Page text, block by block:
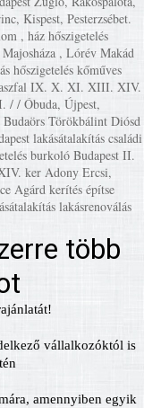
Kispest, Pesterzsébet.
, ház hőszigetelés
, Lórév Makád
hőszigetelés kőműves
IX. X. XI. XIII. XIV.
/ Óbuda, Újpest,
Budaörs Törökbálint Diósd
lakásátalakítás családi
burkoló Budapest II.
ker Adony Ercsi,
Agárd kerítés építse
lakásrenoválás